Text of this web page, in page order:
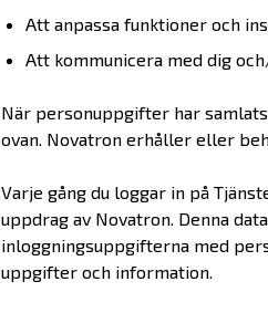
Att anpassa funktioner och
Att kommunicera med dig
När personuppgifter har
ovan. Novatron erhåller eller
Varje gång du loggar in på
uppdrag av Novatron. Denna
inloggningsuppgifterna med
uppgifter och information.